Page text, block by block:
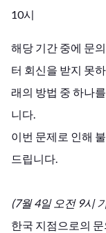
10시
해당 기간 중에 문
터 회신을 받지 못
래의 방법 중 하나
니다.
이번 문제로 인해
드립니다.
(7월 4일 오전 9시
한국 지점으로의